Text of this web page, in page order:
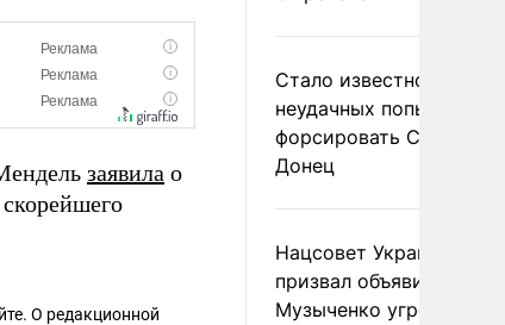
заявила о
О редакционной
Стало известно о
неудачных попытках
форсировать
Донец
Нацсовет Украины по
призвал объявить
Музыченко угрозой